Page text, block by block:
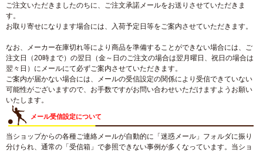
ご注文いただきましたのちに、ご注文承諾メールをお送りさせていただきま
す。
お取り寄せになります場合には、入荷予定日等をご案内させていただきます。
なお、メーカー在庫切れ等により商品を準備することができない場合には、ご
注文日（20時まで）の翌日（金～日のご注文の場合は翌月曜日、祝日の場合は
翌々日）にメールにて必ずご案内させていただきます。
ご案内が届かない場合には、メールの受信設定の関係により受信できていない
可能性がございますので、お手数ですがお問い合わせいただけますようお願い
いたします。
メール受信設定について
当ショップからの各種ご連絡メールが自動的に「迷惑メール」フォルダに振り
分けられ、通常の「受信箱」で参照できない事例が多くなっています。当ショ